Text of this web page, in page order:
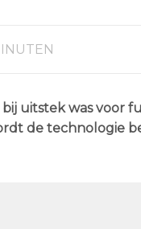
uitstek was voor
de technologie